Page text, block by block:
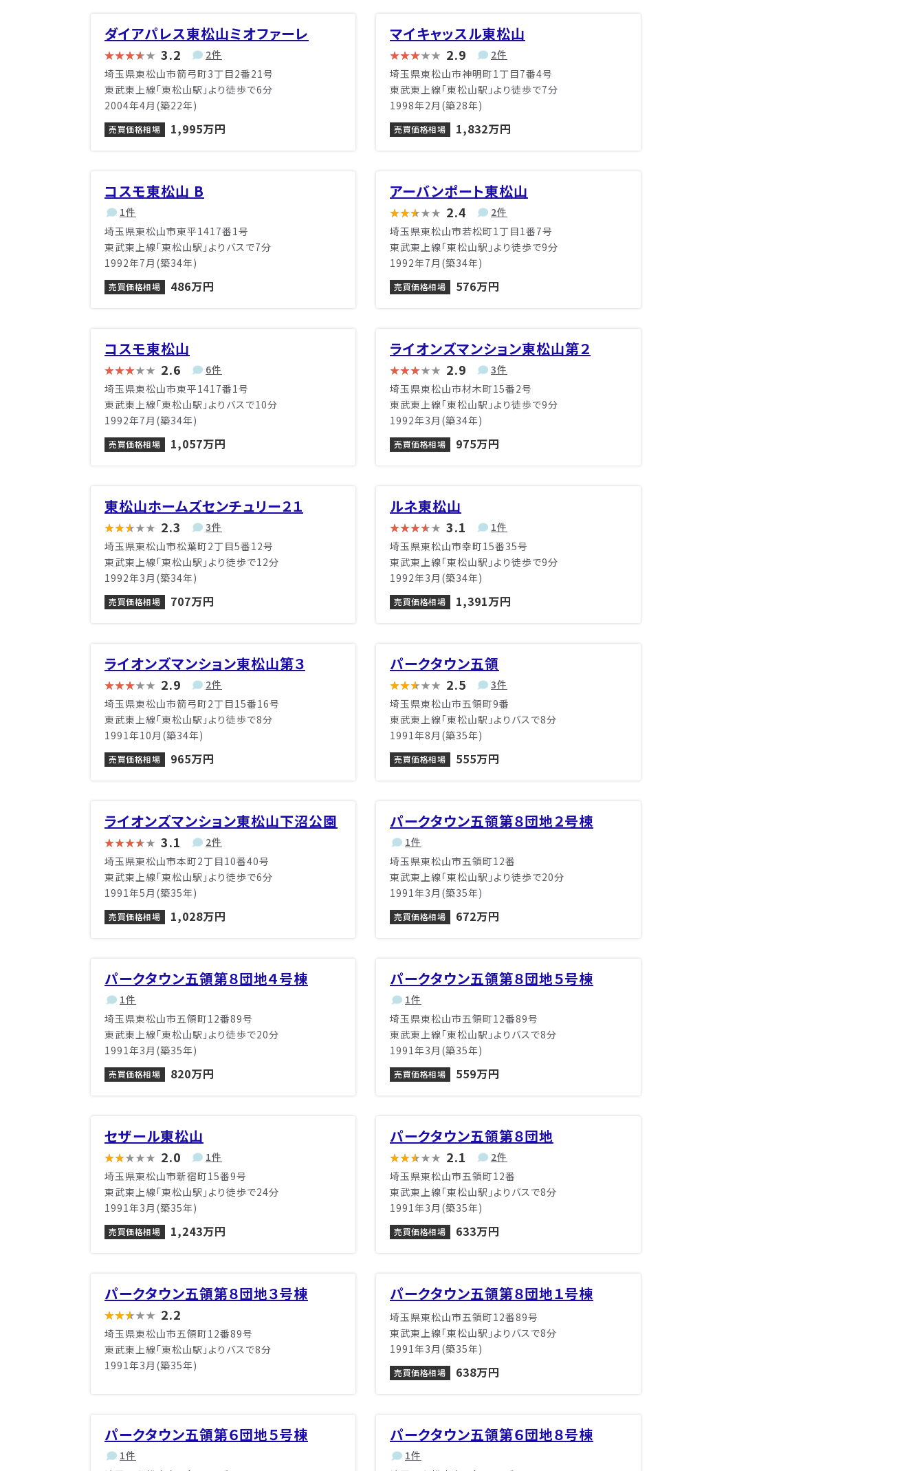
ダイアパレス東松山ミオファーレ
3.2
2件
埼玉県東松山市箭弓町3丁目2番21号
東武東上線「東松山駅」より徒歩で6分
2004年4月(築22年)
売買価格相場 1,995万円
マイキャッスル東松山
2.9
2件
埼玉県東松山市神明町1丁目7番4号
東武東上線「東松山駅」より徒歩で7分
1998年2月(築28年)
売買価格相場 1,832万円
コスモ東松山 B
1件
埼玉県東松山市東平1417番1号
東武東上線「東松山駅」よりバスで7分
1992年7月(築34年)
売買価格相場 486万円
アーバンポート東松山
2.4
2件
埼玉県東松山市若松町1丁目1番7号
東武東上線「東松山駅」より徒歩で9分
1992年7月(築34年)
売買価格相場 576万円
コスモ東松山
2.6
6件
埼玉県東松山市東平1417番1号
東武東上線「東松山駅」よりバスで10分
1992年7月(築34年)
売買価格相場 1,057万円
ライオンズマンション東松山第２
2.9
3件
埼玉県東松山市材木町15番2号
東武東上線「東松山駅」より徒歩で9分
1992年3月(築34年)
売買価格相場 975万円
東松山ホームズセンチュリー２１
2.3
3件
埼玉県東松山市松葉町2丁目5番12号
東武東上線「東松山駅」より徒歩で12分
1992年3月(築34年)
売買価格相場 707万円
ルネ東松山
3.1
1件
埼玉県東松山市幸町15番35号
東武東上線「東松山駅」より徒歩で9分
1992年3月(築34年)
売買価格相場 1,391万円
ライオンズマンション東松山第３
2.9
2件
埼玉県東松山市箭弓町2丁目15番16号
東武東上線「東松山駅」より徒歩で8分
1991年10月(築34年)
売買価格相場 965万円
パークタウン五領
2.5
3件
埼玉県東松山市五領町9番
東武東上線「東松山駅」よりバスで8分
1991年8月(築35年)
売買価格相場 555万円
ライオンズマンション東松山下沼公園
3.1
2件
埼玉県東松山市本町2丁目10番40号
東武東上線「東松山駅」より徒歩で6分
1991年5月(築35年)
売買価格相場 1,028万円
パークタウン五領第８団地２号棟
1件
埼玉県東松山市五領町12番
東武東上線「東松山駅」より徒歩で20分
1991年3月(築35年)
売買価格相場 672万円
パークタウン五領第８団地４号棟
1件
埼玉県東松山市五領町12番89号
東武東上線「東松山駅」より徒歩で20分
1991年3月(築35年)
売買価格相場 820万円
パークタウン五領第８団地５号棟
1件
埼玉県東松山市五領町12番89号
東武東上線「東松山駅」よりバスで8分
1991年3月(築35年)
売買価格相場 559万円
セザール東松山
2.0
1件
埼玉県東松山市新宿町15番9号
東武東上線「東松山駅」より徒歩で24分
1991年3月(築35年)
売買価格相場 1,243万円
パークタウン五領第８団地
2.1
2件
埼玉県東松山市五領町12番
東武東上線「東松山駅」よりバスで8分
1991年3月(築35年)
売買価格相場 633万円
パークタウン五領第８団地３号棟
2.2
埼玉県東松山市五領町12番89号
東武東上線「東松山駅」よりバスで8分
1991年3月(築35年)
パークタウン五領第８団地１号棟
埼玉県東松山市五領町12番89号
東武東上線「東松山駅」よりバスで8分
1991年3月(築35年)
売買価格相場 638万円
パークタウン五領第６団地５号棟
1件
パークタウン五領第６団地８号棟
1件